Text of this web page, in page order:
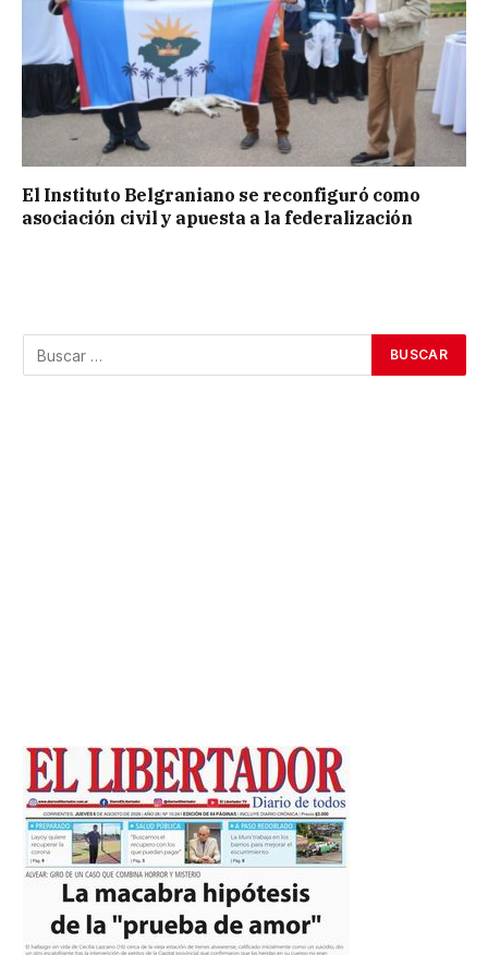
El Instituto Belgraniano se reconfiguró como
asociación civil y apuesta a la federalización